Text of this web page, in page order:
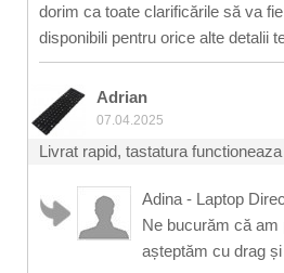
dorim ca toate clarificările să va
disponibili pentru orice alte detalii
Adrian
07.04.2025
Livrat rapid, tastatura
Adina - Laptop
Ne bucurăm că am
așteptăm cu drag